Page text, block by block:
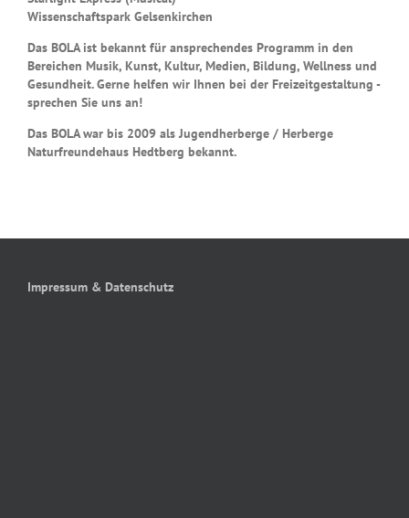
Wissenschaftspark Gelsenkirchen
Das BOLA ist bekannt für ansprechendes Programm in den
Bereichen Musik, Kunst, Kultur, Medien, Bildung, Wellness und
Gesundheit. Gerne helfen wir Ihnen bei der Freizeitgestaltung -
sprechen Sie uns an!
Das BOLA war bis 2009 als Jugendherberge / Herberge
Naturfreundehaus Hedtberg bekannt.
Impressum & Datenschutz